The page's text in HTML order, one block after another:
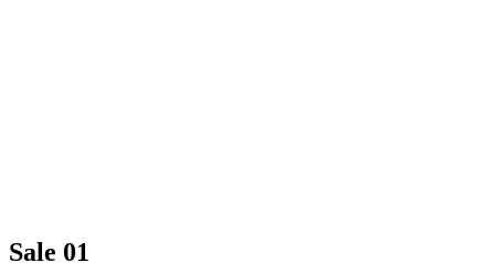
Sale 01